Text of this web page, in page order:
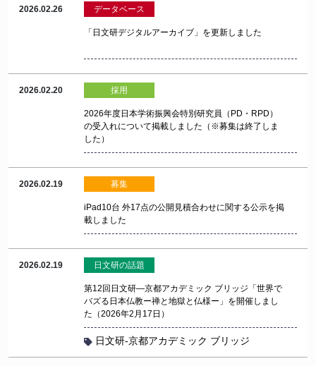
2026.02.26 データベース
「日文研デジタルアーカイブ」を更新しました
2026.02.20 採用
2026年度日本学術振興会特別研究員（PD・RPD）
の受入れについて掲載しました（※募集は終了しま
した）
2026.02.19 募集
iPad10台 外17点の公開見積合わせに関する公示を掲
載しました
2026.02.19 日文研の話題
第12回日文研―京都アカデミック ブリッジ「世界で
バズる日本仏教ー禅と地獄と仏様ー」を開催しまし
た（2026年2月17日）
日文研-京都アカデミック ブリッジ